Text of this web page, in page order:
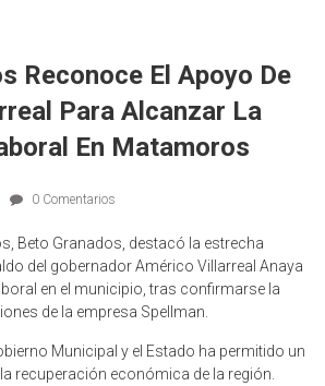
Reconoce El Apoyo De
Para Alcanzar La
En Matamoros
0 Comentarios
Beto Granados, destacó la estrecha
del gobernador Américo Villarreal Anaya
en el municipio, tras confirmarse la
de la empresa Spellman.
Municipal y el Estado ha permitido un
recuperación económica de la región.